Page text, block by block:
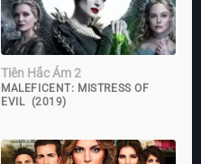
Tiên Hắc Ám 2
MALEFICENT: MISTRESS OF
EVIL (2019)